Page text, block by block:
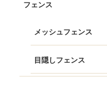
フェンス
メッシュフェンス
目隠しフェンス